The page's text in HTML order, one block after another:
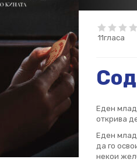
11гласа
Еден млад
открива
Еден
да го
некои